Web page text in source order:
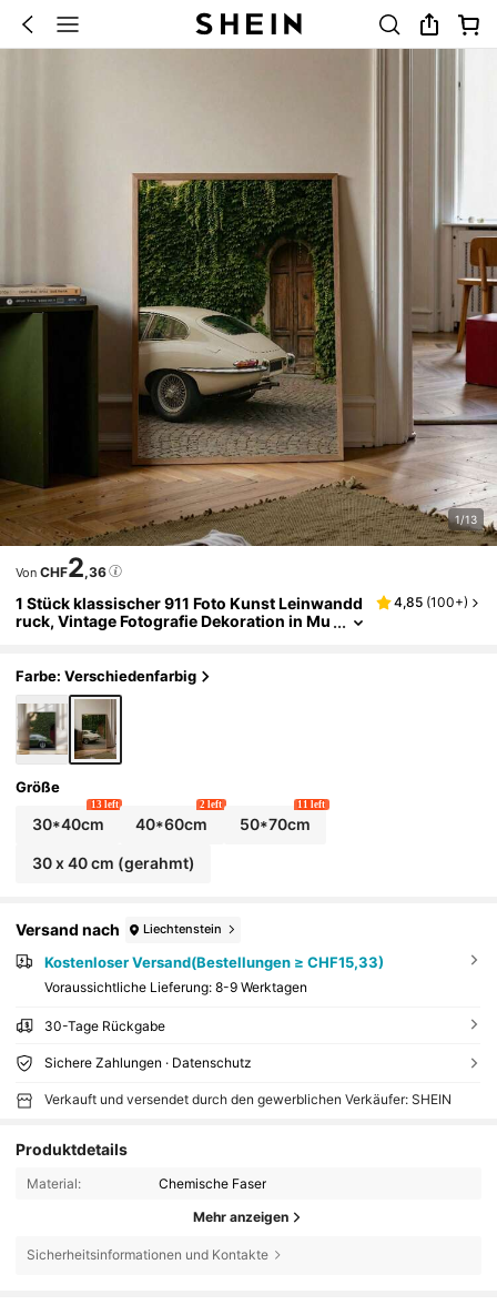
1/13
Von CHF2,36
1 Stück klassischer 911 Foto Kunst Leinwandd
ruck, Vintage Fotografie Dekoration in Mu
erahmt oder ungerahmt
4,85 (100+)
Farbe: Verschiedenfarbig
Größe
30*40cm
13 left
40*60cm
2 left
50*70cm
11 left
30 x 40 cm (gerahmt)
Versand nach Liechtenstein
Kostenloser Versand(Bestellungen ≥ CHF15,33)
Voraussichtliche Lieferung: 8-9 Werktagen
30-Tage Rückgabe
Sichere Zahlungen · Datenschutz
Verkauft und versendet durch den gewerblichen Verkäufer: SHEIN
Produktdetails
Material: Chemische Faser
Mehr anzeigen
Sicherheitsinformationen und Kontakte